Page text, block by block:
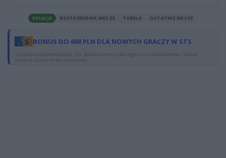
RELACJA BEZPOŚREDNIE MECZE TABELA OSTATNIE MECZE
BONUS DO 660 PLN DLA NOWYCH GRACZY W STS
Tylko dla osób pełnoletnich 18+. Reklamujemy tylko legalnych bukmacherów. Hazard
stwarza ryzyko straty finansowej.